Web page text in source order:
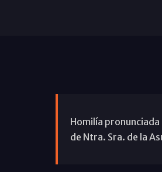
Homilía
de Ntra. Sra. de la